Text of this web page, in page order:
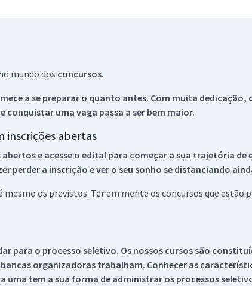
mundo dos concursos.
a se preparar o quanto antes. Com muita dedicação,
conquistar uma vaga passa a ser bem maior.
inscrições abertas
abertos e acesse o edital para começar a sua trajetória
perder a inscrição e ver o seu sonho se distanciando
os previstos. Ter em mente os concursos que estão
para o processo seletivo. Os nossos cursos são
organizadoras trabalham. Conhecer as
tem a sua forma de administrar os processos